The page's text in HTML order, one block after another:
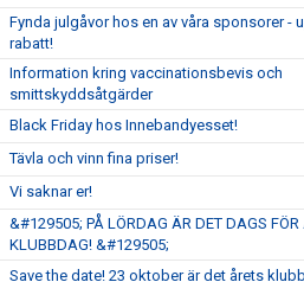
Fynda julgåvor hos en av våra sponsorer -
rabatt!
Information kring vaccinationsbevis och
smittskyddsåtgärder
Black Friday hos Innebandyesset!
Tävla och vinn fina priser!
Vi saknar er!
&#129505; PÅ LÖRDAG ÄR DET DAGS FÖR
KLUBBDAG! &#129505;
Save the date! 23 oktober är det årets